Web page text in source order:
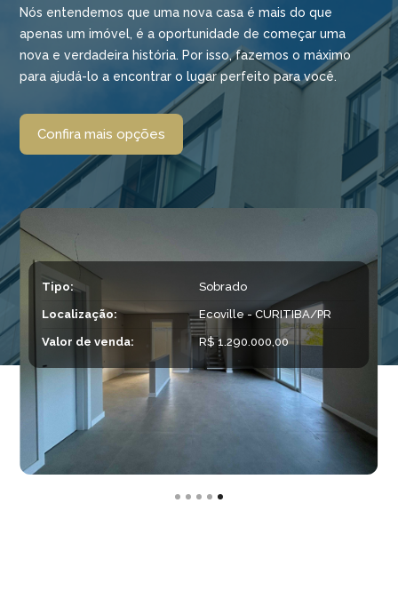
Nós entendemos que uma nova casa é mais do que
apenas um imóvel, é a oportunidade de começar uma
nova e verdadeira história. Por isso, fazemos o máximo
para ajudá-lo a encontrar o lugar perfeito para você.
Confira mais opções
Tipo: Sobrado
Localização: Ecoville - CURITIBA/PR
Valor de venda: R$ 1.290.000,00